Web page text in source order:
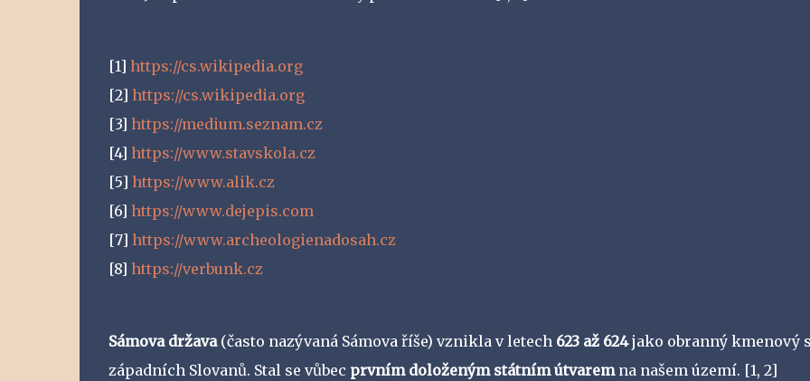
[1] https://cs.wikipedia.org
[2] https://cs.wikipedia.org
[3] https://medium.seznam.cz
[4] https://www.stavskola.cz
[5] https://www.alik.cz
[6] https://www.dejepis.com
[7] https://www.archeologienadosah.cz
[8] https://verbunk.cz
Sámova država(často nazývaná Sámova říše) vznikla v letech 623 až 624jako obranný kmenový
západních Slovanů. Stal se vůbec prvním doloženým státním útvaremna našem území. [1, 2]